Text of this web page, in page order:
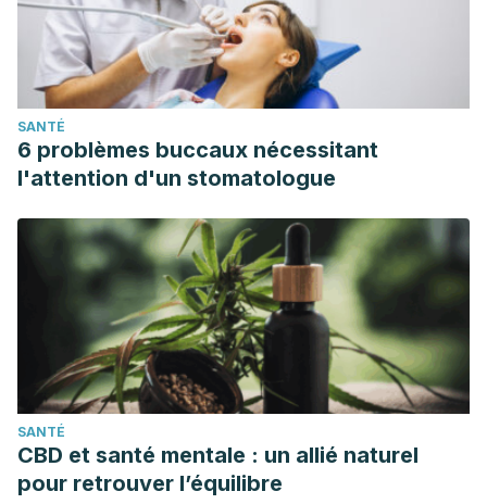
SANTÉ
6 problèmes buccaux nécessitant
l'attention d'un stomatologue
SANTÉ
CBD et santé mentale : un allié naturel
pour retrouver l’équilibre